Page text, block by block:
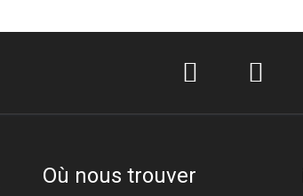
Où nous trouver